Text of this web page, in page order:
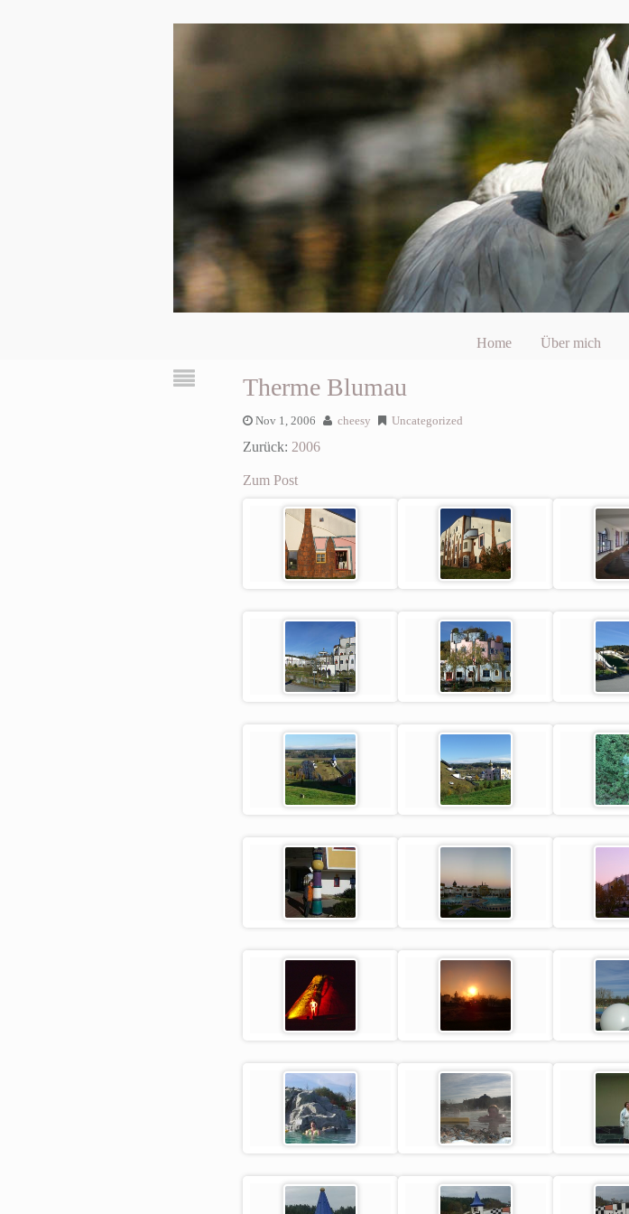
Home Über mich
Therme Blumau
Nov 1, 2006 cheesy Uncategorized
Zurück: 2006
Zum Post